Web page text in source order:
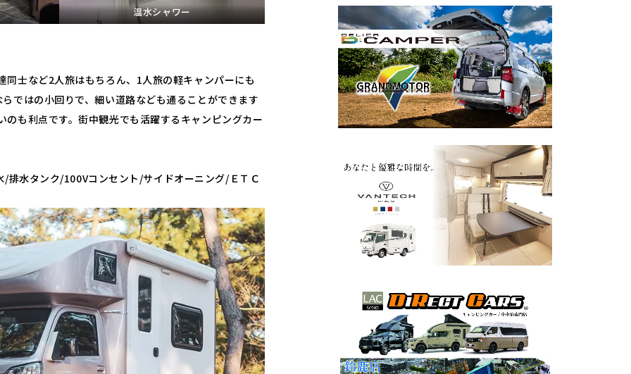
温水シャワー
同士など2人旅はもちろん、1人旅の軽キャンパーにも
ではの小回りで、細い道路なども通ることができます
のも利点です。街中観光でも活躍するキャンピングカー
排水タンク/100Vコンセント/サイドオーニング/ＥＴＣ